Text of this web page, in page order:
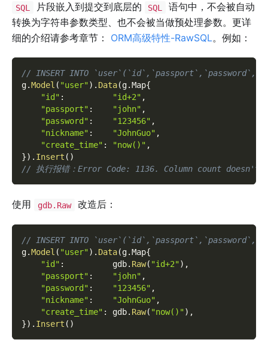
SQL 片段嵌入到提交到底层的 SQL
语句中，不会被自动
转换为字符串参数类型、也不会被当做预处理参数。更详
细的介绍请参考章节： ORM高级特性-RawSQL。例如：
// INSERT INTO
g.Model ( "user") . Data(g.Map{
"id" : "id+2" ,
"passport" : "john" ,
"password" : "123456" ,
"nickname" : "JohnGuo" ,
"create_time" : "now()" ,
}) . Insert ( )
// 执行报错：Error Code: 1136. Column count
使用 gdb.Raw 改造后：
// INSERT INTO
g.Model ( "user") . Data(g.Map{
"id" :
          gdb
. Raw( "id+2") ,
"passport" : "john" ,
"password" : "123456" ,
"nickname" : "JohnGuo" ,
"create_time" : gdb. Raw( "now()") ,
}) . Insert ( )